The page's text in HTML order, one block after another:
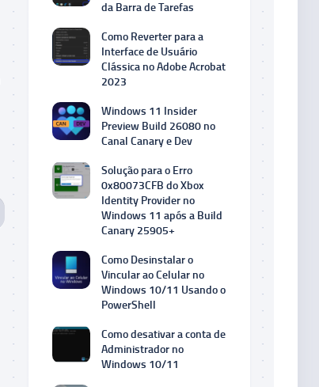
da Barra de Tarefas
Como Reverter para a
Interface de Usuário
Clássica no Adobe Acrobat
2023
Windows 11 Insider
Preview Build 26080 no
Canal Canary e Dev
Solução para o Erro
0x80073CFB do Xbox
Identity Provider no
Windows 11 após a Build
Canary 25905+
Como Desinstalar o
Vincular ao Celular no
Windows 10/11 Usando o
PowerShell
Como desativar a conta de
Administrador no
Windows 10/11